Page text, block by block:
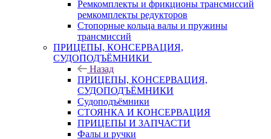
Ремкомплекты и фрикционы трансмиссий
ремкомплекты редукторов
Стопорные кольца валы и пружины
трансмиссий
ПРИЦЕПЫ, КОНСЕРВАЦИЯ,
СУДОПОДЪЁМНИКИ
Назад
ПРИЦЕПЫ, КОНСЕРВАЦИЯ,
СУДОПОДЪЁМНИКИ
Судоподъёмники
СТОЯНКА И КОНСЕРВАЦИЯ
ПРИЦЕПЫ И ЗАПЧАСТИ
Фалы и ручки